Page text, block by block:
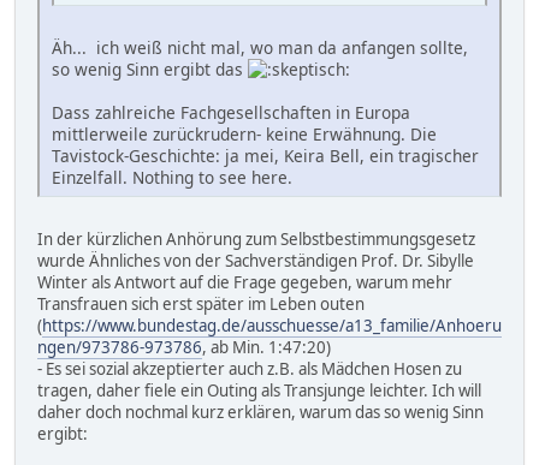
Äh... ich weiß nicht mal, wo man da anfangen sollte,
so wenig Sinn ergibt das
Dass zahlreiche Fachgesellschaften in Europa
mittlerweile zurückrudern- keine Erwähnung. Die
Tavistock-Geschichte: ja mei, Keira Bell, ein tragischer
Einzelfall. Nothing to see here.
In der kürzlichen Anhörung zum Selbstbestimmungsgesetz
wurde Ähnliches von der Sachverständigen Prof. Dr. Sibylle
Winter als Antwort auf die Frage gegeben, warum mehr
Transfrauen sich erst später im Leben outen
(https://www.bundestag.de/ausschuesse/a13_familie/Anhoeru
ngen/973786-973786, ab Min. 1:47:20)
- Es sei sozial akzeptierter auch z.B. als Mädchen Hosen zu
tragen, daher fiele ein Outing als Transjunge leichter. Ich will
daher doch nochmal kurz erklären, warum das so wenig Sinn
ergibt: